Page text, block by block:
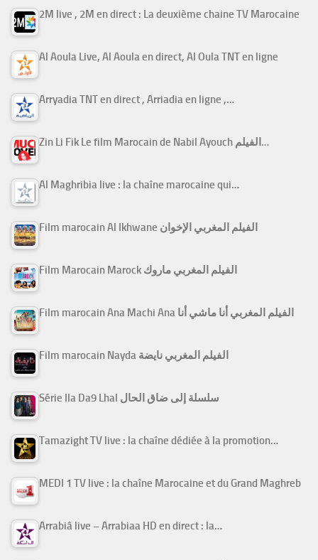
2M live , 2M en direct : La deuxième chaine TV Marocaine
Al Aoula Live, Al Aoula en direct, Al Oula TNT en ligne
Arryadia TNT en direct , Arriadia en ligne ,…
Zin Li Fik Le film Marocain de Nabil Ayouch الفيلم…
Al Maghribia live : la chaîne marocaine qui…
Film marocain Al Ikhwane الفيلم المغربي الإخوان
Film Marocain Marock الفيلم المغربي ماروك
Film marocain Ana Machi Ana الفيلم المغربي أنا ماشي أنا
Film marocain Nayda الفيلم المغربي نايضة
Série Ila Da9 Lhal سلسلة إلى ضاق الحال
Tamazight TV live : la chaîne dédiée à la promotion…
MEDI 1 TV live : la chaîne Marocaine et du Grand Maghreb
Arrabiâ live – Arrabiaa HD en direct : la…